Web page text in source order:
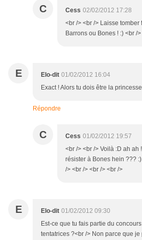
C Cess 02/02/2012 17:28
<br /> <br /> Laisse tomber
Barrons ou Bones ! :) <br /
E Elo-dit 01/02/2012 16:04
Exact ! Alors tu dois être la
Répondre
C Cess 01/02/2012 19:57
<br /> <br /> Voilà :D ah ah
résister à Bones hein ???
/> <br /> <br /> <br />
E Elo-dit 01/02/2012 09:30
Est-ce que tu fais partie du
tentatrices ?<br /> Non parce que